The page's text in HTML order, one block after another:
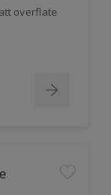
overflate